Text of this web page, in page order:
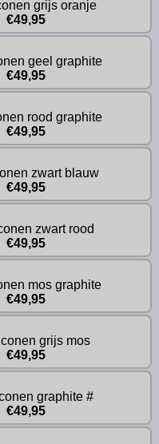
grijs oranje
€49,95
geel graphite
€49,95
rood graphite
€49,95
zwart blauw
€49,95
zwart rood
€49,95
mos graphite
€49,95
grijs mos
€49,95
graphite #
€49,95